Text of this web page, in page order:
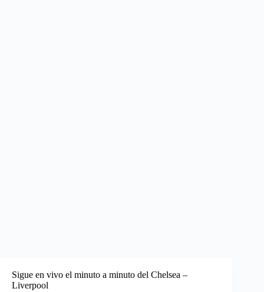
Sigue en vivo el minuto a minuto del Chelsea –
Liverpool